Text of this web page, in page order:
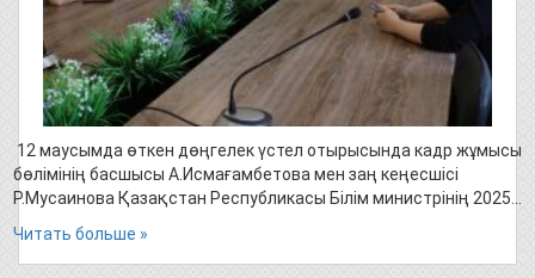
12 маусымда өткен дөңгелек үстел отырысында кадр жұмысы
бөлімінің басшысы А.Исмағамбетова мен заң кеңесшісі
Р.Мусаинова Қазақстан Республикасы Білім министрінің 2025…
Читать больше »